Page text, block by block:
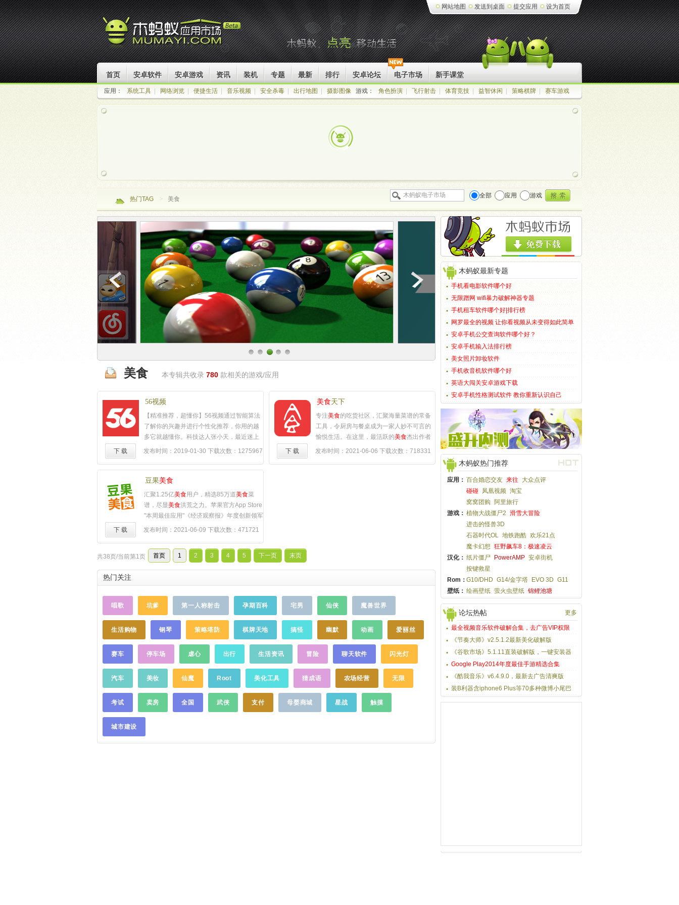
网站地图 发送到桌面 提交应用 设为首页
首页 安卓软件 安卓游戏 资讯 装机 专题 最新 排行 安卓论坛 电子市场 新手课堂
应用： 系统工具 网络浏览 便捷生活 音乐视频 安全杀毒 出行地图 摄影图像 游戏： 角色扮演 飞行射击 体育竞技 益智休闲 策略棋牌 赛车游戏
热门TAG > 美食 全部 应用 游戏
美食 本专辑共收录 780 款相关的游戏/应用
56视频
【精准推荐，超懂你】56视频通过智能算法
了解你的兴趣并进行个性化推荐，你用的越
多它就越懂你。科技达人张小天，最近迷上
了铁甲机器人，任何相关视频都不放过，睡
频清晰的了解到了他对该类视频的喜爱，于
是给他的首页推荐了很多相关视频，加上自
动联播功能，小天不自觉的看入迷了，刷着
刷着天竟亮了……【极速秒播，无广告】来
56视频，人人都享会员般的待遇，你的时
般的女子，分秒必争绝不浪费无谓的时间，
好不容易吃饭时能看个视频还要被多到爆炸
的广告侵占……但自从遇到了56视频，她宛
如发现了新大陆："56视频就是为我量身打
视频好看又简短，省时超精彩，爱死它了"。
【保存到本地，无网一样看】李大鹏家住天
津却在北京上班，每天高铁来高铁去，却乐
此不疲的享受着高铁上的时间。无聊的铁友
问他："高铁上连点信号都没有，微信都连不
上，你怎么能看视频？"大鹏哥极其骄
傲："56视频可以下载到本地相册诶，不像别
这都在相册里啦随时随地看！"铁友下了高铁
赶紧装了个56视频。【海量视频，一网打
尽】56视频汇聚全网优质短视频、小视频资
源，抖音、西瓜视频、火山、好看、啵啵视
频等热门内容咱也都有~更设资讯、搞笑、娱
妆、健身、旅游、科技……多样分类，视频
达人陈可可简直高兴到跳起来，终于不用跳
下 载 发布时间：2019-01-30 下载次数：1275967
美食天下
专注美食的吃货社区，汇聚海量菜谱的常备
工具，令厨房与餐桌成为一家人妙不可言的
愉悦生活。在这里，最活跃的美食杰出作者
与热爱生活的美食家们，通过锅碗瓢盆、菜
供多形式的搜索浏览，并将不断推陈出新。
汇集早餐、烘焙、凉菜、热菜、小吃、煲
汤、川菜、粤菜、孕妇、产妇、婴儿、减肥
等食物食谱， 是下厨房必备烹饪软件。3、
美食魔方，万千变化整合食物的各方各面，
全新推出新玩法：美食魔方。每种美食，都
有一段故事，万千般滋味。4、随时
能即时得到无数网友的喜欢与反馈。全新的
照片流设计，使得互动与沟通更加便捷有
爱。5、美食活动，惊喜不断活动频道福利不
断，参与定期发布主题活动，和更多人一起
发随拍、传菜谱，优质的作品还能赢取大
可以随时查看达人们的新动态、新作品。全
下 载 发布时间：2021-06-06 下载次数：718331
豆果美食
汇聚1.25亿美食用户，精选85万道美食菜
谱，尽显美食洪荒之力。苹果官方App Store
"本周最佳应用"《经济观察报》年度创新领军
者《FAST COMPANY》中国最佳创新公司
APP热门应用生活服务类TOP10最In的美食
推荐、最贴心的时令食材、最活跃的圈圈社
区、最多样的菜谱方案、最全面的数据分
【主要功能】食谱：数百万 美食
作品，满足
网罗全球美味；良心价格，多快好省淘到安
心食材。圈圈：晒菜谱，炫厨艺，轻松找到
最活跃的美食圈子，与志投好友参与最火热
话题讨论。【联系我们】如有任何意见和建
议，可关注豆果美食公众号：豆果美食
官方
网站：http://www.douguo.com合作咨询邮
箱： BD@douguo.com联系电话：4008-
……
下 载 发布时间：2021-06-09 下载次数：471721
共38页/当前第1页 首页 1 2 3 4 5 下一页 末页
热门关注
唱歌 坑爹 第一人称射击 孕期百科 宅男 仙侠 魔兽世界
生活购物 钢琴 策略塔防 棋牌天地 搞怪 幽默 动画 爱丽丝
赛车 停车场 虐心 出行 生活资讯 冒险 聊天软件 闪光灯
汽车 美妆 仙魔 Root 美化工具 猜成语 农场经营 无限
考试 卖房 全国 武侠 支付 母婴商城 星战 触摸
城市建设
木蚂蚁最新专题
手机看电影软件哪个好
无限蹭网 wifi暴力破解神器专题
手机租车软件哪个好|排行榜
网罗最全的视频 让你看视频从未变得如此简单
安卓手机公交查询软件哪个好？
安卓手机输入法排行榜
美女照片卸妆软件
手机收音机软件哪个好
英语大闯关安卓游戏下载
安卓手机性格测试软件 教你重新认识自己
木蚂蚁热门推荐
应用： 百合婚恋交友 来往
大众点评
碰碰 凤凰视频 淘宝
窝窝团购
阿里旅行
游戏： 植物大战僵尸2 滑雪大冒险
进击的怪兽3D
石器时代OL 地铁跑酷 欢乐21点
魔卡幻想 狂野飙车8：极速凌云
汉化： 纸片僵尸 PowerAMP 安卓街机
按键救星
Rom：G10/DHD G14/金字塔 EVO 3D G11
壁纸： 绘画壁纸 萤火虫壁纸 锦鲤池塘
论坛热帖 更多
最全视频音乐软件破解合集，去广告VIP权限
《节奏大师》v2.5.1.2最新美化破解版
《谷歌市场》5.1.11直装破解版，一键安装器
Google Play2014年度最佳手游精选合集
《酷我音乐》v6.4.9.0，最新去广告清爽版
装B利器含iphone6 Plus等70多种微博小尾巴